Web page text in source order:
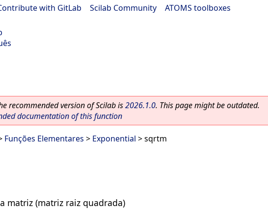
with GitLab Scilab Community ATOMS toolboxes
recommended version of Scilab is2026.1.0. This page might be outdated.
documentation of this function
Funções Elementares > Exponential > sqrtm
matriz (matriz raiz quadrada)